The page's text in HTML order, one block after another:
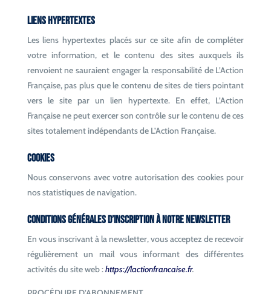
Liens hypertextes
Les liens hypertextes placés sur ce site afin de compléter
votre information, et le contenu des sites auxquels ils
renvoient ne sauraient engager la responsabilité de L’Action
Française, pas plus que le contenu de sites de tiers pointant
vers le site par un lien hypertexte. En effet, L’Action
Française ne peut exercer son contrôle sur le contenu de ces
sites totalement indépendants de L’Action Française.
Cookies
Nous conservons avec votre autorisation des cookies pour
nos statistiques de navigation.
Conditions Générales d’Inscription à notre newsletter
En vous inscrivant à la newsletter, vous acceptez de recevoir
régulièrement un mail vous informant des différentes
activités du site web :https://lactionfrancaise.fr.